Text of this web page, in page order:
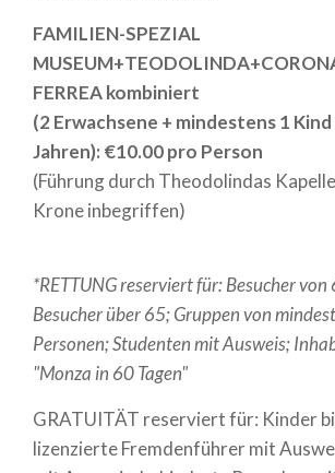
FAMILIEN-SPEZIAL
FERREA kombiniert
(2 Erwachsene + mindestens 1
Jahren): €10.00 pro Person
(Führung durch Theodolindas
Krone inbegriffen)
*RETTUNG reserviert für: Besucher
Besucher über 65; Gruppen von
Personen; Studenten mit Ausweis;
"Monza in 60 Tagen"
GRATUITÄT reserviert für: Kinder
lizenzierte Fremdenführer mit